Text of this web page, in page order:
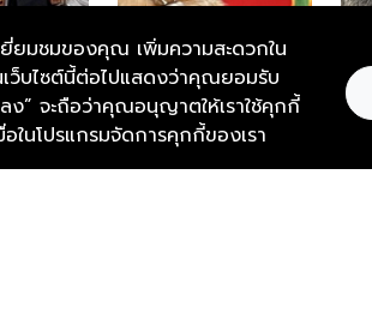
ยี่ยมชมของคุณ เพิ่มความสะดวกใน
ว็บไซต์นี้ต่อไปแสดงว่าคุณยอมรับ
ง” จะถือว่าคุณอนุญาตให้เราใช้คุกกี้
นโปรแกรมจัดการคุกกี้ของเรา